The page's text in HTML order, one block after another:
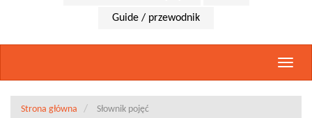
Guide / przewodnik
Strona główna Słownik pojęć